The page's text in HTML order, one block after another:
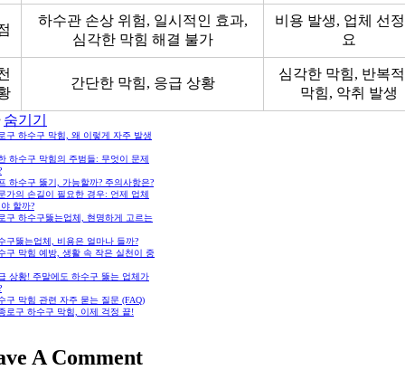
하수관 손상 위험, 일시적인 효과,
심각한 막힘 해결 불가
비용 발생, 업체 선
요
간단한 막힘, 응급 상황
심각한 막힘, 반복
막힘, 악취 발생
숨기기
구 하수구 막힘, 왜 이렇게 자주 발생
하수구 막힘의 주범들: 무엇이 문제
하수구 뚫기, 가능할까? 주의사항은?
가의 손길이 필요한 경우: 언제 업체
할까?
구 하수구뚫는업체, 현명하게 고르는
구뚫는업체, 비용은 얼마나 들까?
구 막힘 예방, 생활 속 작은 실천이 중
상황! 주말에도 하수구 뚫는 업체가
구 막힘 관련 자주 묻는 질문 (FAQ)
로구 하수구 막힘, 이제 걱정 끝!
A Comment